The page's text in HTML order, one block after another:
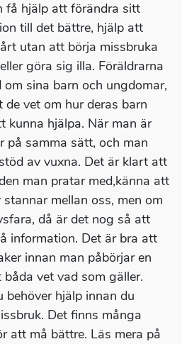
få hjälp att förändra sitt
till det bättre, hjälp att
utan att börja missbruka
göra sig illa. Föräldrarna
sina barn och ungdomar,
vet om hur deras barn
kunna hjälpa. När man är
på samma sätt, och man
av vuxna. Det är klart att
man pratar med,känna att
mellan oss, men om
då är det nog så att
information. Det är bra att
innan man påbörjar en
vet vad som gäller.
hjälp innan du
Det finns många
att må bättre. Läs mera på